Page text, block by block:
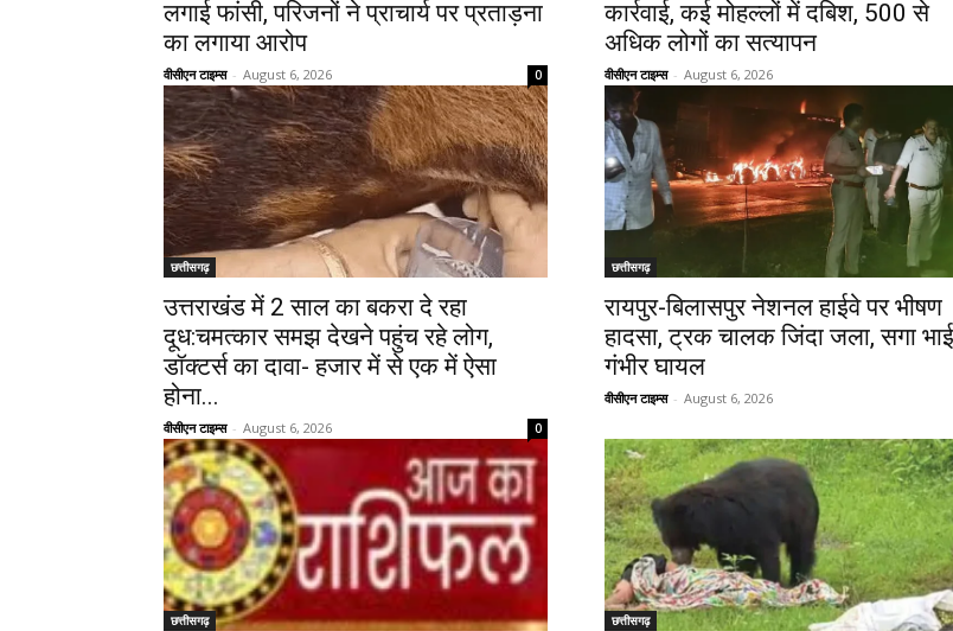
लगाई फांसी, परिजनों ने प्राचार्य पर प्रताड़ना
का लगाया आरोप
वीसीएन टाइम्स - August 6, 2026 0
कार्रवाई, कई मोहल्लों में दबिश, 500 से
अधिक लोगों का सत्यापन
वीसीएन टाइम्स - August 6, 2026
छत्तीसगढ़
उत्तराखंड में 2 साल का बकरा दे रहा
दूध:चमत्कार समझ देखने पहुंच रहे लोग,
डॉक्टर्स का दावा- हजार में से एक में ऐसा
होना...
वीसीएन टाइम्स - August 6, 2026 0
छत्तीसगढ़
रायपुर-बिलासपुर नेशनल हाईवे पर भीषण
हादसा, ट्रक चालक जिंदा जला, सगा भाई
गंभीर घायल
वीसीएन टाइम्स - August 6, 2026
छत्तीसगढ़ छत्तीसगढ़